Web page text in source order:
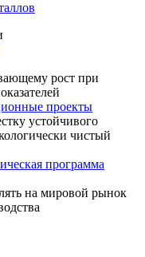
рост при
проекты
устойчивого
чистый
программа
на мировой рынок